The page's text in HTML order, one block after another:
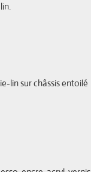
lin sur châssis entoilé